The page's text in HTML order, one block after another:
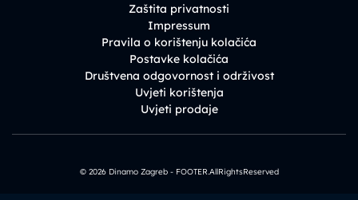
Zaštita privatnosti
Impressum
Pravila o korištenju kolačića
Postavke kolačića
Društvena odgovornost i održivost
Uvjeti korištenja
Uvjeti prodaje
© 2026 Dinamo Zagreb - FOOTER.AllRightsReserved